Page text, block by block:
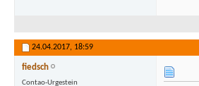
24.04.2017, 18:59
fiedsch
Contao-Urgestein